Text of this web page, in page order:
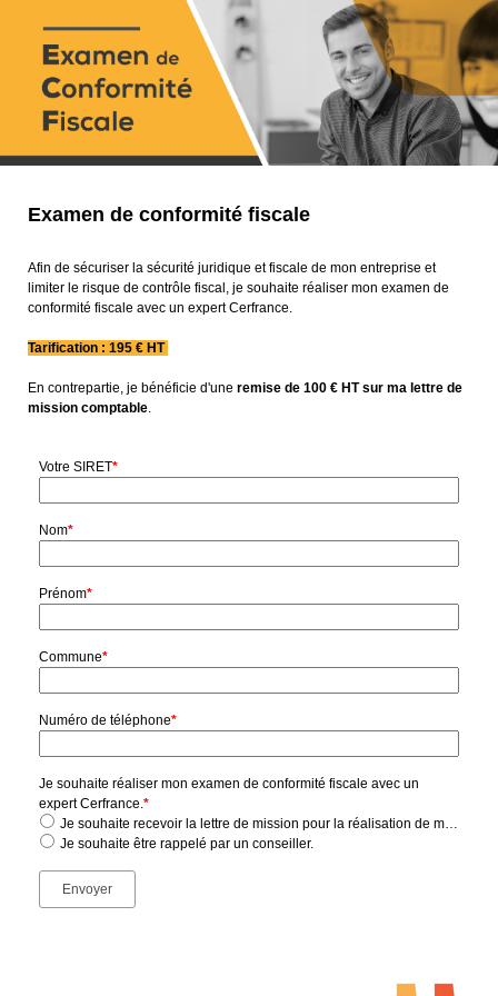
Examen de conformité fiscale
Afin de sécuriser la sécurité juridique et fiscale de mon entreprise et
limiter le risque de contrôle fiscal, je souhaite réaliser mon examen de
conformité fiscale avec un expert Cerfrance.
Tarification : 195 € HT
En contrepartie, je bénéficie d'une remise de 100 € HT sur ma lettre de
mission comptable.
Votre SIRET*
Nom*
Prénom*
Commune*
Numéro de téléphone*
Je souhaite réaliser mon examen de conformité fiscale avec un
expert Cerfrance.*
Je souhaite recevoir la lettre de mission pour la réalisation de mon examen de conformité fiscale.
Je souhaite être rappelé par un conseiller.